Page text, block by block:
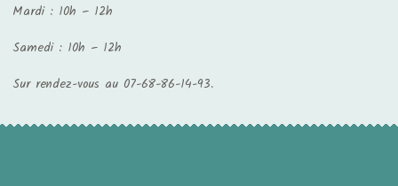
Mardi : 10h – 12h
Samedi : 10h – 12h
Sur rendez-vous au 07-68-86-14-93.